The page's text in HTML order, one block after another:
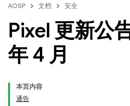
AOSP 文档 安全
Pixel 更新公
年 4 月
本页内容
通告